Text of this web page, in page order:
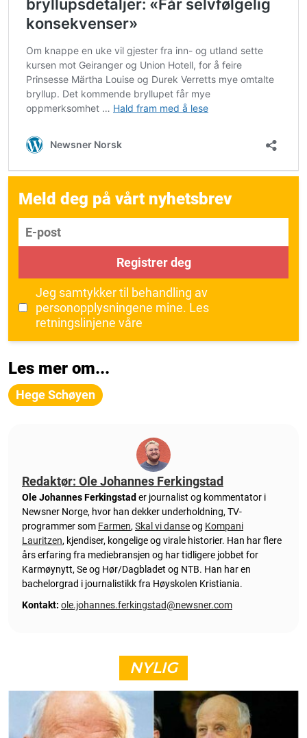
Meld deg på vårt nyhetsbrev
E-post
Registrer deg
Jeg samtykker til behandling av
personopplysningene mine. Les
retningslinjene våre
Les mer om...
Hege Schøyen
Redaktør: Ole Johannes Ferkingstad
Ole Johannes Ferkingstader journalist og kommentator i
Newsner Norge, hvor han dekker underholdning, TV-
programmer som Farmen, Skal vi danseog Kompani
Lauritzen, kjendiser, kongelige og virale historier. Han har flere
års erfaring fra mediebransjen og har tidligere jobbet for
Karmøynytt, Se og Hør/Dagbladet og NTB. Han har en
bachelorgrad i journalistikk fra Høyskolen Kristiania.
Kontakt: ole.johannes.ferkingstad@newsner.com
NYLIG